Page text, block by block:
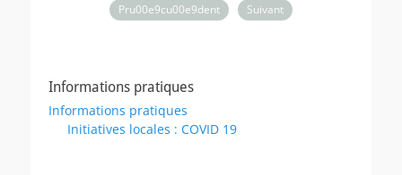
Pru00e9cu00e9dent Suivant
Informations pratiques
Informations pratiques
Initiatives locales : COVID 19